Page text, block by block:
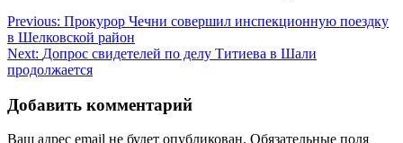
Навигация
по
записям
Previous: Прокурор Чечни совершил инспекционную поездку
в Шелковской район
Next: Допрос свидетелей по делу Титиева в Шали
продолжается
Добавить комментарий
Ваш адрес email не будет опубликован. Обязательные поля